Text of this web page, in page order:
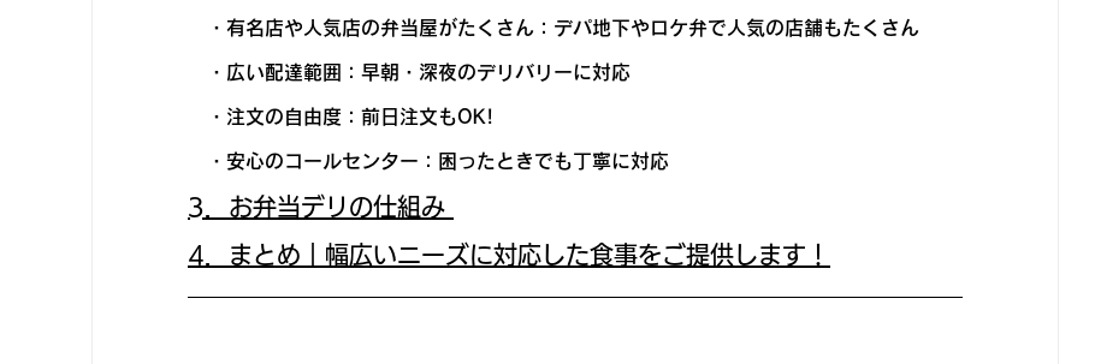
・有名店や人気店の弁当屋がたくさん：デパ地下やロケ弁で人気の店舗もたくさん
・広い配達範囲：早朝・深夜のデリバリーに対応
・注文の自由度：前日注文もOK!
・安心のコールセンター：困ったときでも丁寧に対応
3．お弁当デリの仕組み
4．まとめ｜幅広いニーズに対応した食事をご提供します！